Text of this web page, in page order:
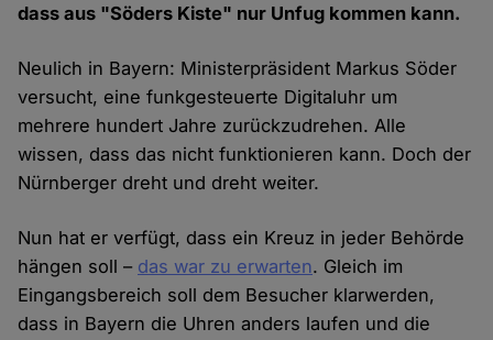
dass aus "Söders Kiste" nur Unfug kommen kann.
Neulich in Bayern: Ministerpräsident Markus Söder
versucht, eine funkgesteuerte Digitaluhr um
mehrere hundert Jahre zurückzudrehen. Alle
wissen, dass das nicht funktionieren kann. Doch der
Nürnberger dreht und dreht weiter.
Nun hat er verfügt, dass ein Kreuz in jeder Behörde
hängen soll – das war zu erwarten. Gleich im
Eingangsbereich soll dem Besucher klarwerden,
dass in Bayern die Uhren anders laufen und die